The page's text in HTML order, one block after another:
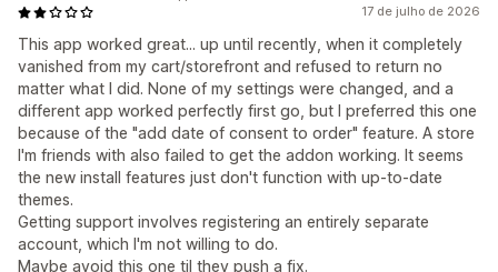
17 de julho de 2026
This app worked great... up until recently, when it completely
vanished from my cart/storefront and refused to return no
matter what I did. None of my settings were changed, and a
different app worked perfectly first go, but I preferred this one
because of the "add date of consent to order" feature. A store
I'm friends with also failed to get the addon working. It seems
the new install features just don't function with up-to-date
themes.
Getting support involves registering an entirely separate
account, which I'm not willing to do.
Maybe avoid this one til they push a fix.